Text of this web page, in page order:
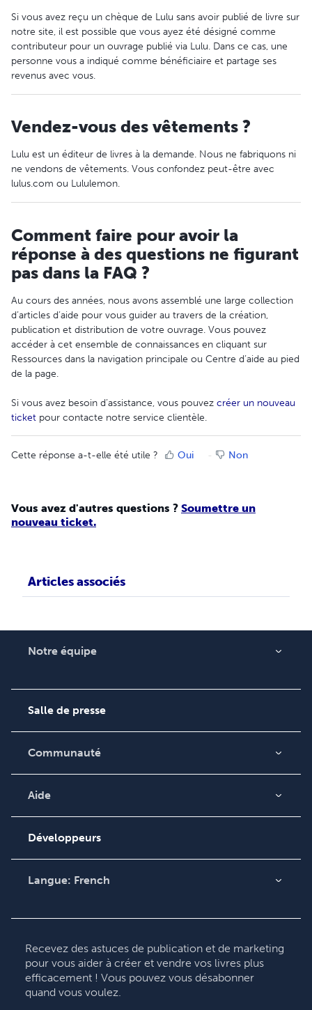
Si vous avez reçu un chèque de Lulu sans avoir publié de livre sur
notre site, il est possible que vous ayez été désigné comme
contributeur pour un ouvrage publié via Lulu. Dans ce cas, une
personne vous a indiqué comme bénéficiaire et partage ses
revenus avec vous.
Vendez-vous des vêtements ?
Lulu est un éditeur de livres à la demande. Nous ne fabriquons ni
ne vendons de vêtements. Vous confondez peut-être avec
lulus.com ou Lululemon.
Comment faire pour avoir la
réponse à des questions ne figurant
pas dans la FAQ ?
Au cours des années, nous avons assemblé une large collection
d’articles d’aide pour vous guider au travers de la création,
publication et distribution de votre ouvrage. Vous pouvez
accéder à cet ensemble de connaissances en cliquant sur
Ressources dans la navigation principale ou Centre d’aide au pied
de la page.
Si vous avez besoin d’assistance, vous pouvez créer un nouveau
ticket pour contacte notre service clientèle.
Cette réponse a-t-elle été utile ? Oui Non
Vous avez d'autres questions ? Soumettre un
nouveau ticket.
Articles associés
Notre équipe
Carrières
Salle de presse
Communauté
Blog
Vidéos
Podcast
Aide
Recherche de
clientèle
Développeurs
Langue: French
Deutsch
Français
Italiano
Español
Recevez des astuces de publication et de marketing
pour vous aider à créer et vendre vos livres plus
efficacement ! Vous pouvez vous désabonner
quand vous voulez.